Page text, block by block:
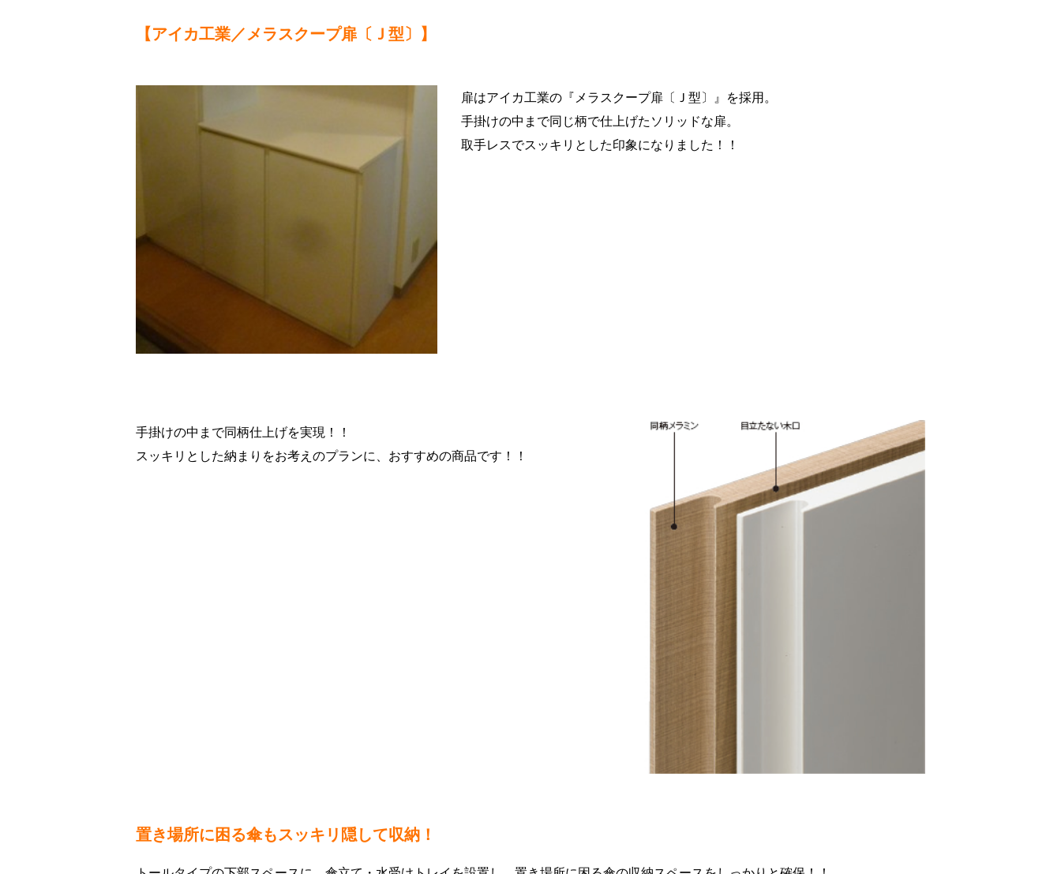
【アイカ工業／メラスクープ扉〔Ｊ型〕】
扉はアイカ工業の『メラスクープ扉〔Ｊ型〕』を採用。
手掛けの中まで同じ柄で仕上げたソリッドな扉。
取手レスでスッキリとした印象になりました！！
手掛けの中まで同柄仕上げを実現！！
スッキリとした納まりをお考えのプランに、おすすめの商品です！！
置き場所に困る傘もスッキリ隠して収納！